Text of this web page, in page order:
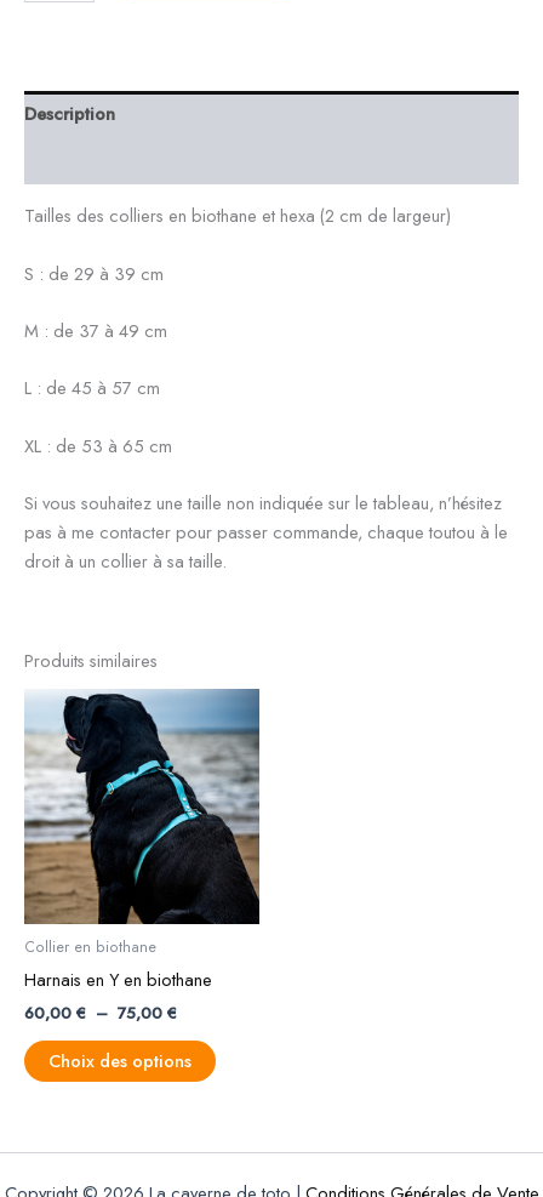
Description
Tailles des colliers en biothane et hexa (2 cm de largeur)
S : de 29 à 39 cm
M : de 37 à 49 cm
L : de 45 à 57 cm
XL : de 53 à 65 cm
Si vous souhaitez une taille non indiquée sur le tableau, n’hésitez
pas à me contacter pour passer commande, chaque toutou à le
droit à un collier à sa taille.
Produits similaires
Collier en biothane
Harnais en Y en biothane
60,00 € – 75,00 €
Plage
prix :
60,00 €
à
75,00 €
Choix des options
Ce
produit
a
plusieurs
variations.
Les
options
peuvent
page